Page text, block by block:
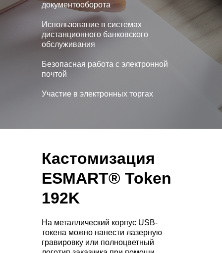
документооборота
Использование в системах
дистанционного банковского
обслуживания
Безопасная работа с электронной
почтой
Участие в электронных торгах
Кастомизация
ESMART® Token
192K
На металлический корпус USB-
токена можно нанести лазерную
гравировку или полноцветный